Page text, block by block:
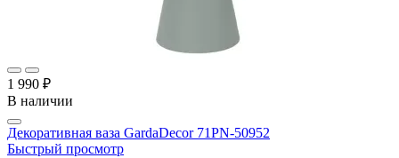
1 990 ₽
В наличии
Декоративная ваза GardaDecor 71PN-50952
Быстрый просмотр